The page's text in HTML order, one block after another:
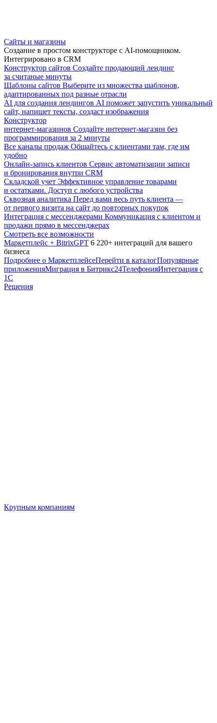
Сайты и магазины
Создание в простом конструкторе с AI-помощником.
Интегрировано в CRM
Конструктор сайтов Создайте продающий лендинг
за считаные минуты
Шаблоны сайтов Выберите из множества шаблонов,
адаптированных под разные отрасли
AI для создания лендингов AI поможет запустить уникальный
сайт, напишет тексты, создаст изображения
Конструктор
интернет-магазинов Создайте интернет-магазин без
программирования за 2 минуты
Все каналы продаж Общайтесь с клиентами там, где им
удобно
Онлайн-запись клиентов Сервис автоматизации записи
и бронирования внутри CRM
Складской учет Эффективное управление товарами
и остатками. Доступ с любого устройства
Сквозная аналитика Перед вами весь путь клиента —
от первого визита на сайт до повторных покупок
Интеграция с мессенджерами Коммуникация с клиентом и
продажи прямо в мессенджерах
Смотреть все возможности
Маркетплейс + BitrixGPT 6 220+ интеграций для вашего
бизнеса
Подробнее о МаркетплейсеПерейти в каталогПопулярные
приложенияМиграция в Битрикс24ТелефонияИнтеграция с
1С
Решения
Крупным компаниям